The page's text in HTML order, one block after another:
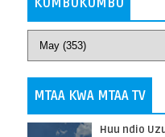
KUMBUKUMBU
MTAA KWA MTAA TV
Huu ndio